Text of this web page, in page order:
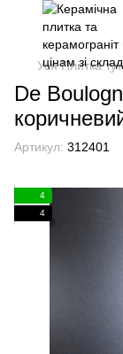
Уся Плитка
De
Артикул: 312401
4
4